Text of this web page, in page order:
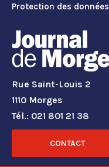
Protection des données
Rue Saint-Louis 2
1110 Morges
Tél.: 021 801 21 38
CONTACT